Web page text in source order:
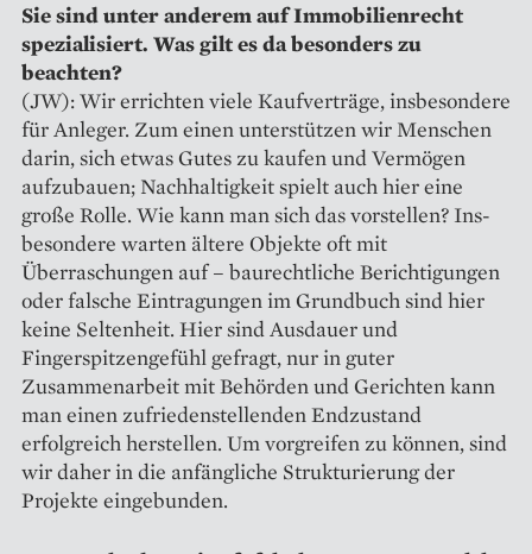
Sie sind unter anderem auf Immo­bilienrecht
spezialisiert. Was gilt es da besonders zu
beachten?
(JW): Wir errichten viele Kaufverträge, insbesondere
für Anleger. Zum einen unterstützen wir Menschen
darin, sich etwas Gutes zu kaufen und Vermögen
aufzubauen; ­Nachhaltigkeit spielt auch hier eine
große Rolle. Wie kann man sich das vorstellen? Ins­
besondere warten ältere Objekte oft mit
Überraschungen auf – baurechtliche Berichtigungen
oder falsche Eintragungen im Grundbuch sind hier
keine Seltenheit. Hier sind Ausdauer und
Fingerspitzengefühl gefragt, nur in ­guter
Zusammenarbeit mit Behörden und Gerichten kann
man einen zufriedenstellenden Endzustand
erfolgreich herstellen. Um vorgreifen zu können, sind
wir daher in die anfängliche Strukturierung der
Projekte eingebunden.